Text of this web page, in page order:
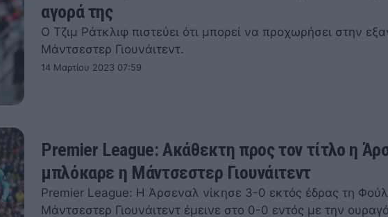
αγορά της
Ο Τζιμ Ράτκλιφ πιστεύει ότι μπορεί να προχωρήσει στην
Μάντσεστερ Γιουνάιτεντ.
14 Μαρτίου 2023 07:59
Premier League: Ακάθεκτη προς τον τίτλο η
μπλόκαρε η Μάντσεστερ Γιουνάιτεντ
Premier League: Η Άρσεναλ νίκησε 3-0 εκτός έδρας τη
Μάντσεστερ Γιουνάιτεντ έμεινε στο 0-0 εντός με την ουραγό